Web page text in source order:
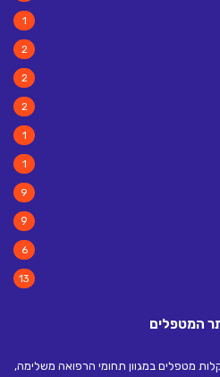
1
2
2
2
1
1
9
9
6
13
המטפלים
מטפלים במגוון תחומי הרפואה משלימה,